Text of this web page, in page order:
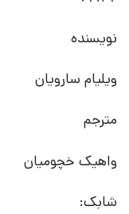
نویسنده
ویلیام سارویان
مترجم
واهیک خچومیان
شابک: